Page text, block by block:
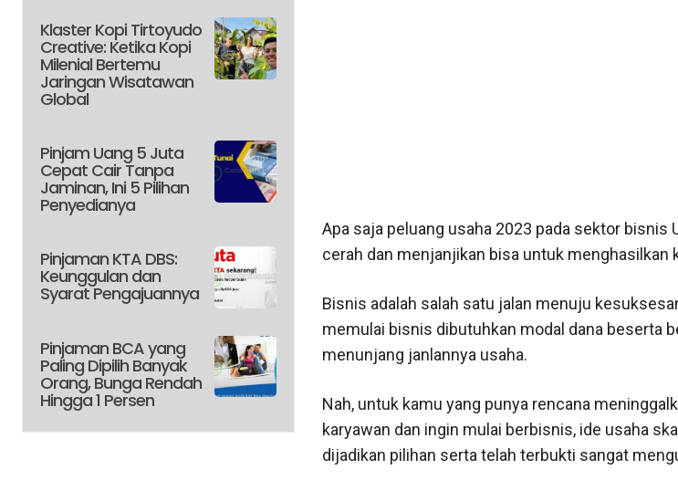
Klaster Kopi Tirtoyudo
Creative: Ketika Kopi
Milenial Bertemu
Jaringan Wisatawan
Global
Pinjam Uang 5 Juta
Cepat Cair Tanpa
Jaminan, Ini 5 Pilihan
Penyedianya
Pinjaman KTA DBS:
Keunggulan dan
Syarat Pengajuannya
Pinjaman BCA yang
Paling Dipilih Banyak
Orang, Bunga Rendah
Hingga 1 Persen
Apa saja peluang usaha 2023 pada sektor bisnis
cerah dan menjanjikan bisa untuk menghasilkan
Bisnis adalah salah satu jalan menuju
memulai bisnis dibutuhkan modal dana beserta
menunjang janlannya usaha.
Nah, untuk kamu yang punya rencana
karyawan dan ingin mulai berbisnis, ide usaha
dijadikan pilihan serta telah terbukti sangat